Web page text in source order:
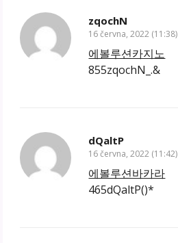
zqochN
16 června, 2022 (11:38)
에볼루션카지노
855zqochN_.&
dQaltP
16 června, 2022 (11:42)
에볼루션바카라
465dQaltP()*